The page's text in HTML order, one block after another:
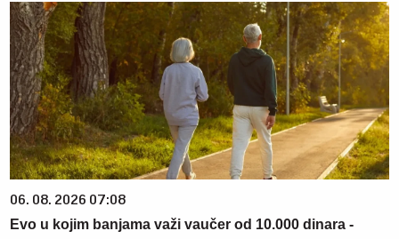
06. 08. 2026 07:08
Evo u kojim banjama važi vaučer od 10.000 dinara -